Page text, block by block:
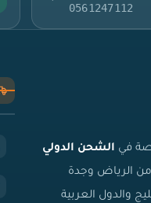
0561247112
في الشحن الدولي
من الرياض وجدة
والدول العربية